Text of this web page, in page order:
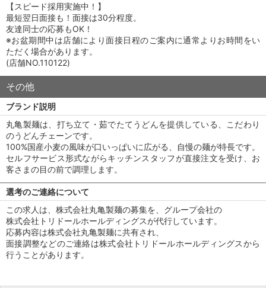
【スピード採用実施中！】
最短翌日面接も！面接は30分程度。
友達同士の応募もOK！
※お盆期間中は店舗により面接日程のご案内に通常よりお時間をい
ただく場合があります。
(店舗NO.110122)
その他
ブランド説明
丸亀製麺は、打ち立て・茹でたてうどんを提供している、こだわり
のうどんチェーンです。
100%国産小麦の風味が口いっぱいに広がる、自慢の麺が特長です。
セルフサービス形式ながらキッチンスタッフが直接注文を受け、お
客さまの目の前で調理します。
選考のご連絡について
この求人は、株式会社丸亀製麺の募集を、グループ会社の
株式会社トリドールホールディングスが代行しています。
応募内容は株式会社丸亀製麺に共有され、
面接調整などのご連絡は株式会社トリドールホールディングスから
行うことがあります。